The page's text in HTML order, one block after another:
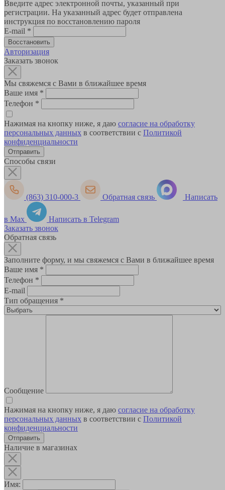
Введите адрес электронной почты, указанный при
регистрации. На указанный адрес будет отправлена
инструкция по восстановлению пароля
E-mail *
Авторизация
Заказать звонок
Мы свяжемся с Вами в ближайшее время
Ваше имя *
Телефон *
Нажимая на кнопку ниже, я даю согласие на обработку
персональных данных в соответствии с Политикой
конфиденциальности
Способы связи
(863) 310-000-3 Обратная связь Написать
в Max
Написать в Telegram
Заказать звонок
Обратная связь
Заполните форму, и мы свяжемся с Вами в ближайшее время
Ваше имя *
Телефон *
E-mail
Тип обращения *
Сообщение
Нажимая на кнопку ниже, я даю согласие на обработку
персональных данных в соответствии с Политикой
конфиденциальности
Наличие в магазинах
Имя: